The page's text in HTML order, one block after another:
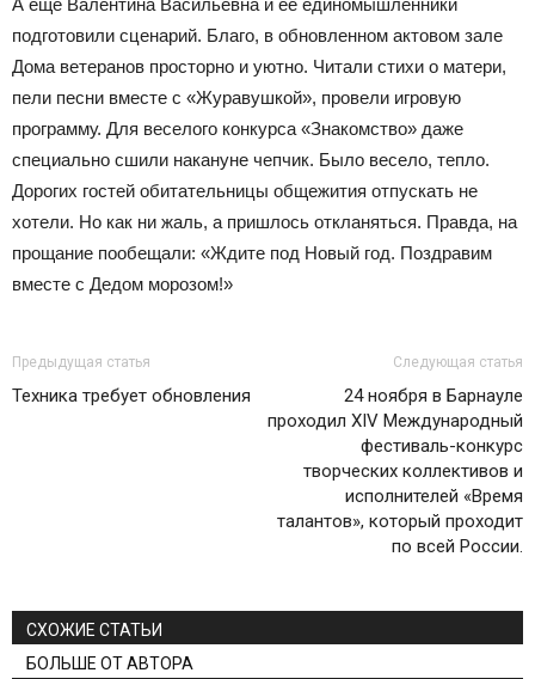
А еще Валентина Васильевна и ее единомышленники
подготовили сценарий. Благо, в обновленном актовом зале
Дома ветеранов просторно и уютно. Читали стихи о матери,
пели песни вместе с «Журавушкой», провели игровую
программу. Для веселого конкурса «Знакомство» даже
специально сшили накануне чепчик. Было весело, тепло.
Дорогих гостей обитательницы общежития отпускать не
хотели. Но как ни жаль, а пришлось откланяться. Правда, на
прощание пообещали: «Ждите под Новый год. Поздравим
вместе с Дедом морозом!»
Предыдущая статья
Техника требует обновления
Следующая статья
24 ноября в Барнауле
проходил XIV Международный
фестиваль-конкурс
творческих коллективов и
исполнителей «Время
талантов», который проходит
по всей России.
СХОЖИЕ СТАТЬИ
БОЛЬШЕ ОТ АВТОРА